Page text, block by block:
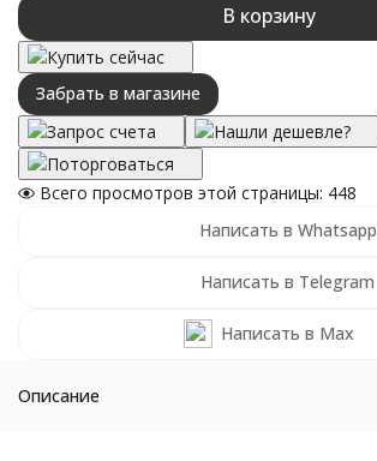
В корзину
Купить сейчас
Забрать в магазине
Запрос счета
Нашли дешевле?
Поторговаться
Всего просмотров этой страницы: 448
Написать в Whatsapp
Написать в Telegram
Написать в Max
Описание